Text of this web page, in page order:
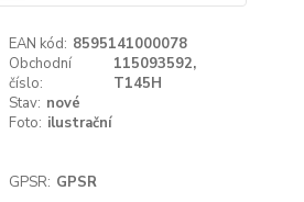
EAN kód: 8595141000078
Obchodní
číslo:
115093592,
T145H
Stav: nové
Foto: ilustrační
GPSR: GPSR